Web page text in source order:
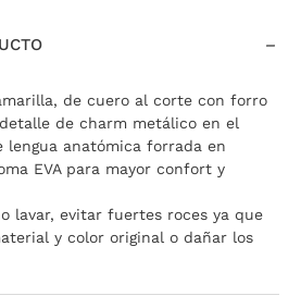
de cuero al corte con forro
de charm metálico en el
lengua anatómica forrada en
EVA para mayor confort y
lavar, evitar fuertes roces ya que
y color original o dañar los